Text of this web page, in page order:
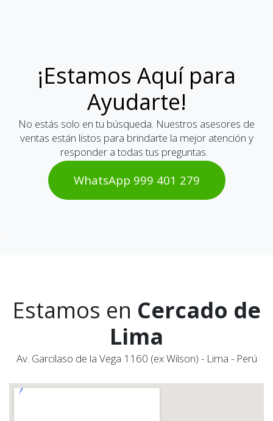
¡Estamos Aquí para
Ayudarte!
No estás solo en tu búsqueda. Nuestros asesores de
ventas están listos para brindarte la mejor atención y
responder a todas tus preguntas.
WhatsAp​​​​p 999 401 2​​79
Estamos en Cercado de
Lima
Av. Garcilaso de la Vega 1160 (ex Wilson) - Lima - Perú